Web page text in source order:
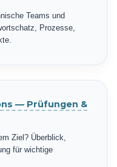
Teams und
Prozesse,
— Prüfungen &
Ziel? Überblick,
für wichtige